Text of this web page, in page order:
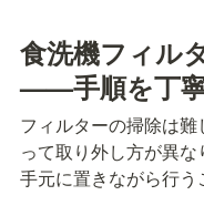
食洗機フィル
——手順を丁
フィルターの掃除は
って取り外し方が異
手元に置きながら行う